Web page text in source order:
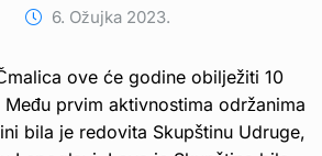
6. Ožujka 2023.
ove će godine obilježiti 10
prvim aktivnostima održanima
bila je redovita Skupštinu Udruge,